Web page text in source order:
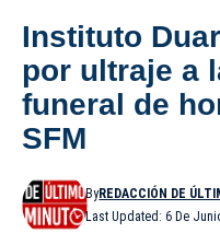
Instituto
por ultraje a
funeral de
SFM
Last Updated: 6 De
ByREDACCIÓN DE